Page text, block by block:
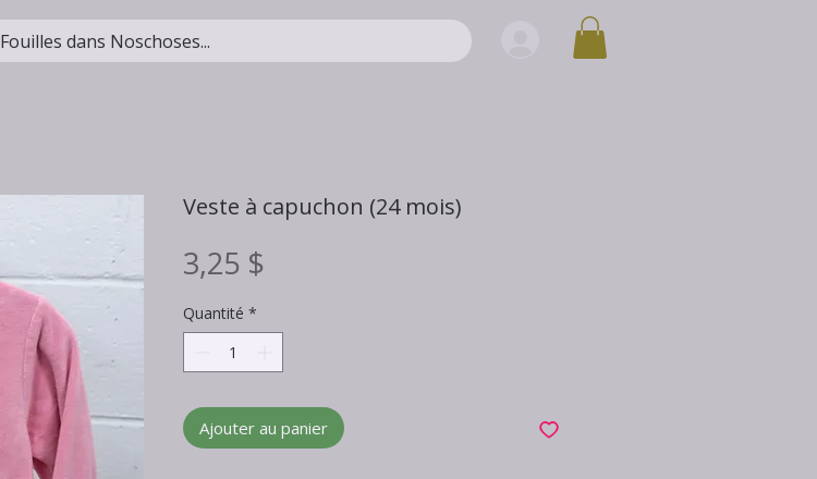
Fouilles dans Noschoses...
Veste à capuchon (24 mois)
3,25 $
Quantité *
Ajouter au panier